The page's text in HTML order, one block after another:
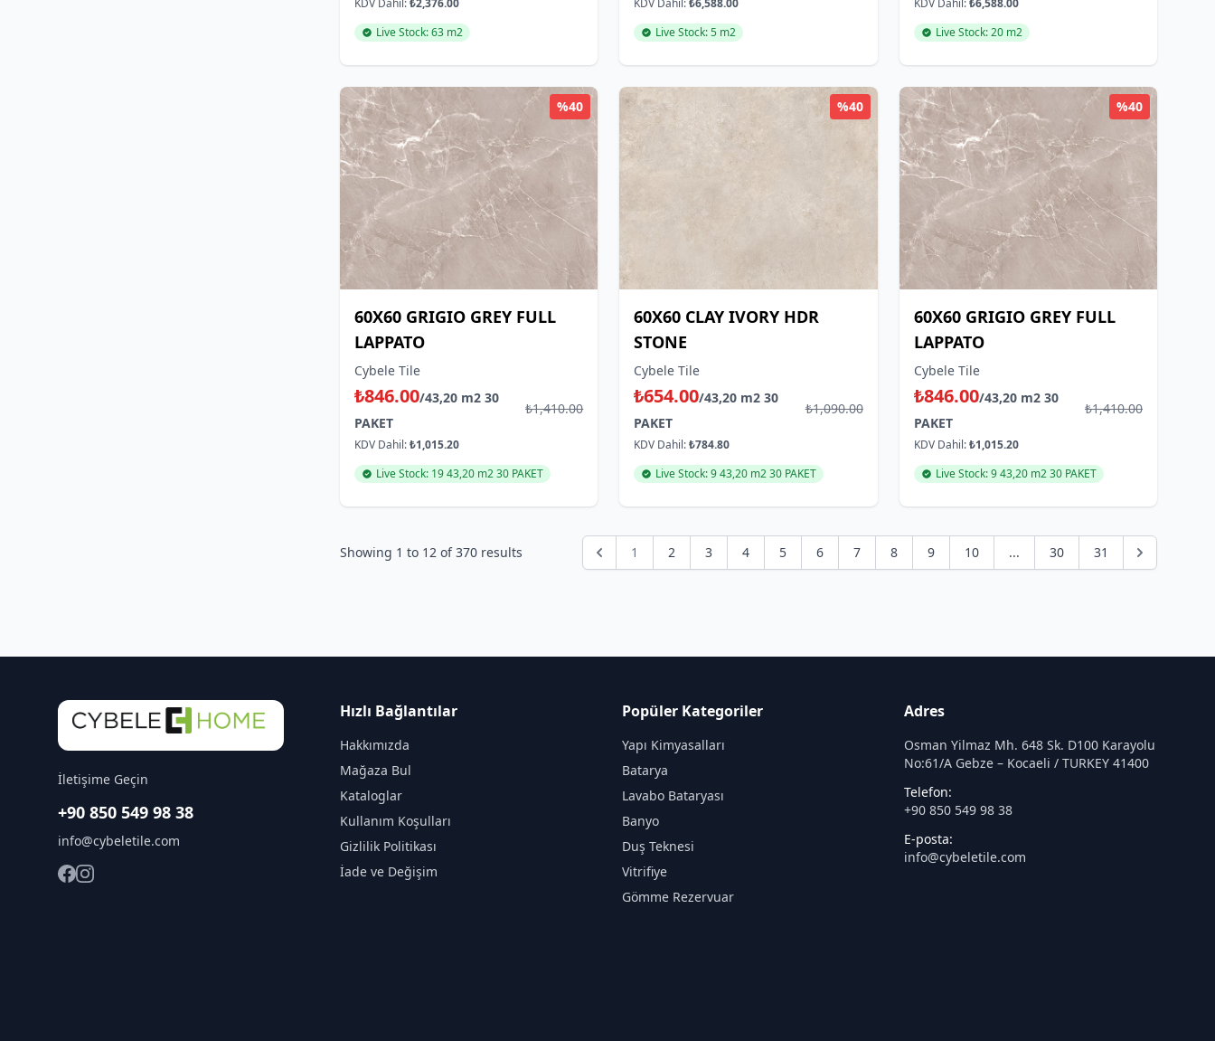
KDV Dahil:₺2,376.00
Live Stock: 63 m2
KDV Dahil:₺6,588.00
Live Stock: 5 m2
KDV Dahil:₺6,588.00
Live Stock: 20 m2
%40
60X60 GRIGIO GREY FULL
LAPPATO
Cybele Tile
₺846.00/43,20 m2 30
PAKET
₺1,410.00
KDV Dahil:₺1,015.20
Live Stock: 19 43,20 m2 30 PAKET
%40
60X60 CLAY IVORY HDR
STONE
Cybele Tile
₺654.00/43,20 m2 30
PAKET
₺1,090.00
KDV Dahil:₺784.80
Live Stock: 9 43,20 m2 30 PAKET
%40
60X60 GRIGIO GREY FULL
LAPPATO
Cybele Tile
₺846.00/43,20 m2 30
PAKET
₺1,410.00
KDV Dahil:₺1,015.20
Live Stock: 9 43,20 m2 30 PAKET
Showing 1 to 12 of370 results 1 2 3 4 5 6 7 8 9 10 ... 30 31
İletişime Geçin
+90 850 549 98 38
info@cybeletile.com
Hızlı Bağlantılar
Hakkımızda
Mağaza Bul
Kataloglar
Kullanım Koşulları
Gizlilik Politikası
İade ve Değişim
Popüler Kategoriler
Yapı Kimyasalları
Batarya
Lavabo Bataryası
Banyo
Duş Teknesi
Vitrifiye
Gömme Rezervuar
Adres
Osman Yilmaz Mh. 648 Sk. D100 Karayolu
No:61/A Gebze – Kocaeli / TURKEY 41400
Telefon:
+90 850 549 98 38
E-posta:
info@cybeletile.com